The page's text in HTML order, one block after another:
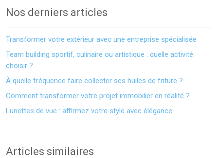
Nos derniers articles
Transformer votre extérieur avec une entreprise spécialisée
Team building sportif, culinaire ou artistique : quelle activité
choisir ?
À quelle fréquence faire collecter ses huiles de friture ?
Comment transformer votre projet immobilier en réalité ?
Lunettes de vue : affirmez votre style avec élégance
Articles similaires